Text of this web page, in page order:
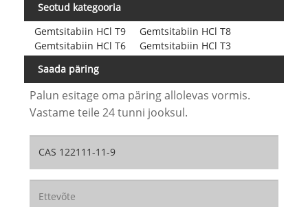
Seotud kategooria
Gemtsitabiin HCl T9
Gemtsitabiin HCl T8
Gemtsitabiin HCl T6
Gemtsitabiin HCl T3
Saada päring
Palun esitage oma päring allolevas vormis.
Vastame teile 24 tunni jooksul.